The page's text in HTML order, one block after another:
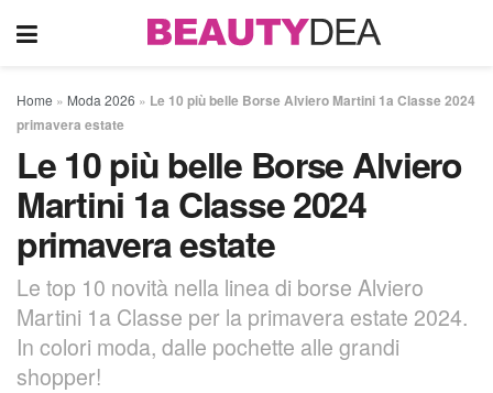
Home » Moda 2026 » Le 10 più belle Borse Alviero Martini 1a Classe 2024
primavera estate
Le 10 più belle Borse Alviero
Martini 1a Classe 2024
primavera estate
Le top 10 novità nella linea di borse Alviero
Martini 1a Classe per la primavera estate 2024.
In colori moda, dalle pochette alle grandi
shopper!